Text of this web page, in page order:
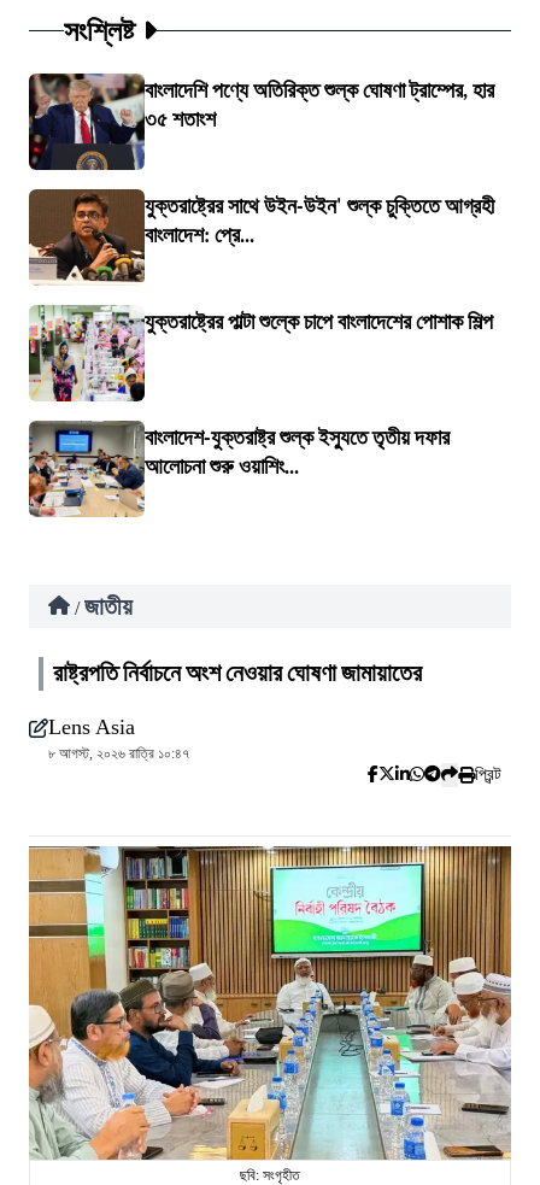
সংশ্লিষ্ট
বাংলাদেশি পণ্যে অতিরিক্ত শুল্ক ঘোষণা ট্রাম্পের, হার
৩৫ শতাংশ
যুক্তরাষ্ট্রের সাথে উইন-উইন' শুল্ক চুক্তিতে আগ্রহী
বাংলাদেশ: প্রে...
যুক্তরাষ্ট্রের পাল্টা শুল্কে চাপে বাংলাদেশের পোশাক শিল্প
বাংলাদেশ-যুক্তরাষ্ট্র শুল্ক ইস্যুতে তৃতীয় দফার
আলোচনা শুরু ওয়াশিং...
/ জাতীয়
রাষ্ট্রপতি নির্বাচনে অংশ নেওয়ার ঘোষণা জামায়াতের
Lens Asia
৮ আগস্ট, ২০২৬ রাত্রি ১০:৪৭
প্রিন্ট
ছবি: সংগৃহীত